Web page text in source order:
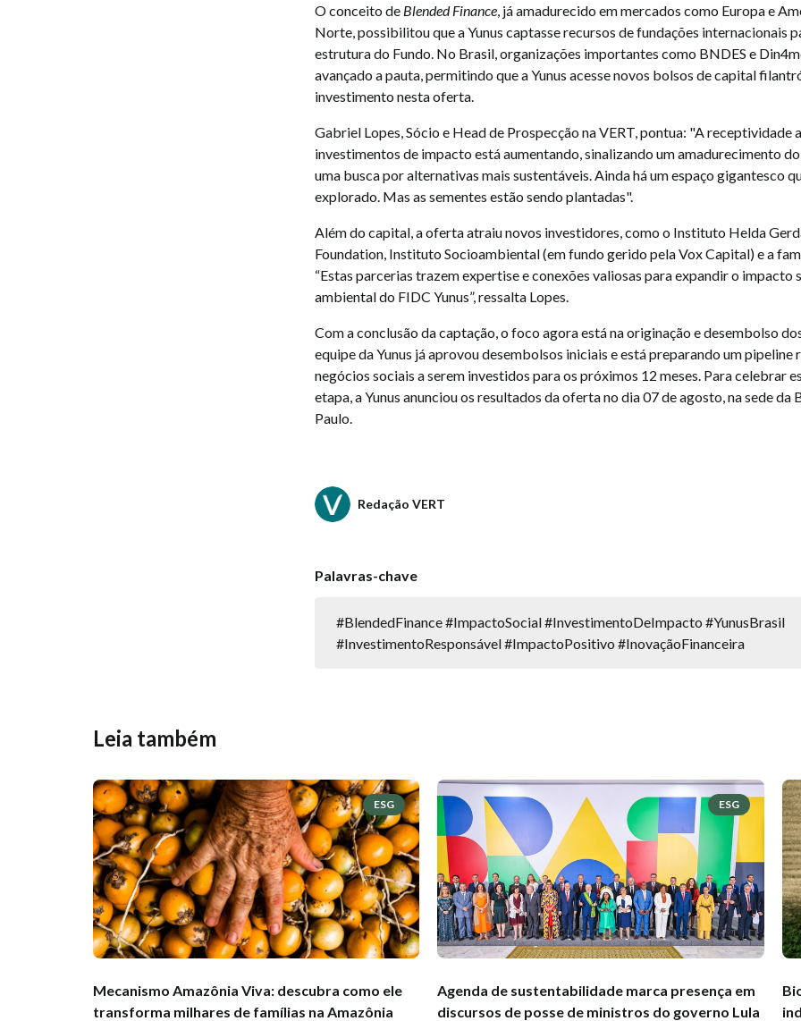
O conceito de Blended Finance, já amadurecido em mercados como Europa e
Norte, possibilitou que a Yunus captasse recursos de fundações internacionais
estrutura do Fundo. No Brasil, organizações importantes como BNDES e
avançado a pauta, permitindo que a Yunus acesse novos bolsos de capital
investimento nesta oferta.
Gabriel Lopes, Sócio e Head de Prospecção na VERT, pontua: "A receptividade a
investimentos de impacto está aumentando, sinalizando um amadurecimento
uma busca por alternativas mais sustentáveis. Ainda há um espaço gigantesco
explorado. Mas as sementes estão sendo plantadas".
Além do capital, a oferta atraiu novos investidores, como o Instituto Helda
Foundation, Instituto Socioambiental (em fundo gerido pela Vox Capital) e a
“Estas parcerias trazem expertise e conexões valiosas para expandir o impacto
ambiental do FIDC Yunus”, ressalta Lopes.
Com a conclusão da captação, o foco agora está na originação e desembolso
equipe da Yunus já aprovou desembolsos iniciais e está preparando um pipeline
negócios sociais a serem investidos para os próximos 12 meses. Para celebrar
etapa, a Yunus anunciou os resultados da oferta no dia 07 de agosto, na sede da
Paulo.
Redação VERT
Palavras-chave
#BlendedFinance #ImpactoSocial #InvestimentoDeImpacto #YunusBrasil
#InvestimentoResponsável #ImpactoPositivo #InovaçãoFinanceira
Leia também
ESG
Mecanismo Amazônia Viva: descubra como ele
transforma milhares de famílias na Amazônia
ESG
Agenda de sustentabilidade marca presença em
discursos de posse de ministros do governo Lula